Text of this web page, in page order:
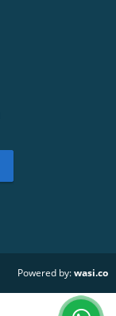
Powered by:wasi.co